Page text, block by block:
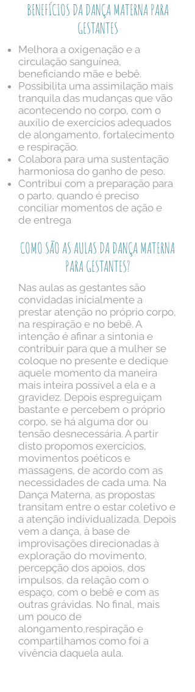
BENEFÍCIOS DA DANÇA MATERNA PARA
GESTANTES
Melhora a oxigenação e a
circulação sanguínea,
beneficiando mãe e bebê.
Possibilita uma assimilação mais
tranquila das mudanças que vão
acontecendo no corpo, com o
auxílio de exercícios adequados
de alongamento, fortalecimento
e respiração.
Colabora para uma sustentação
harmoniosa do ganho de peso.
Contribui com a preparação para
o parto, quando é preciso
conciliar momentos de ação e
de entrega
COMO SÃO AS AULAS DA DANÇA MATERNA
PARA GESTANTES?
Nas aulas as gestantes são
convidadas inicialmente a
prestar atenção no próprio corpo,
na respiração e no bebê. A
intenção é afinar a sintonia e
contribuir para que a mulher se
coloque no presente e dedique
aquele momento da maneira
mais inteira possível a ela e a
gravidez. Depois espreguiçam
bastante e percebem o próprio
corpo, se há alguma dor ou
tensão desnecessária. A partir
disto propomos exercícios,
movimentos poéticos e
massagens, de acordo com as
necessidades de cada uma. Na
Dança Materna, as propostas
transitam entre o estar coletivo e
a atenção individualizada. Depois
vem a dança, à base de
improvisações direcionadas à
exploração do movimento,
percepção dos apoios, dos
impulsos, da relação com o
espaço, com o bebê e com as
outras grávidas. No final, mais
um pouco de
alongamento,respiração e
compartilhamos como foi a
vivência daquela aula.